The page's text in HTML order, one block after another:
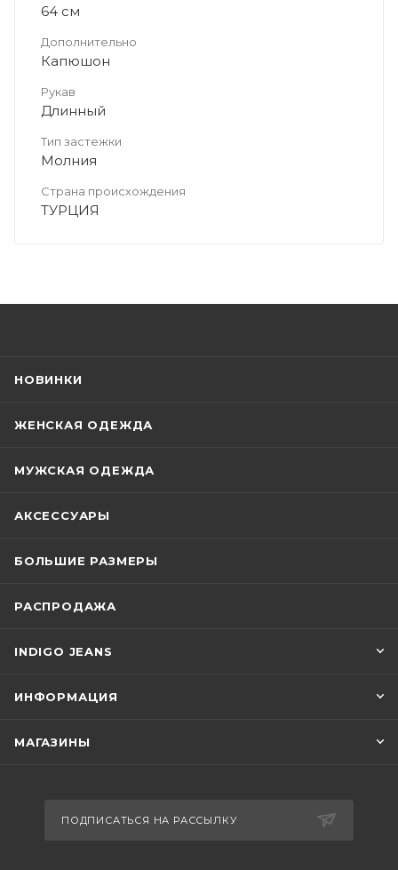
64 см
Дополнительно
Капюшон
Рукав
Длинный
Тип застежки
Молния
Страна происхождения
ТУРЦИЯ
НОВИНКИ
ЖЕНСКАЯ ОДЕЖДА
МУЖСКАЯ ОДЕЖДА
АКСЕССУАРЫ
БОЛЬШИЕ РАЗМЕРЫ
РАСПРОДАЖА
INDIGO JEANS
ИНФОРМАЦИЯ
МАГАЗИНЫ
ПОДПИСАТЬСЯ НА РАССЫЛКУ